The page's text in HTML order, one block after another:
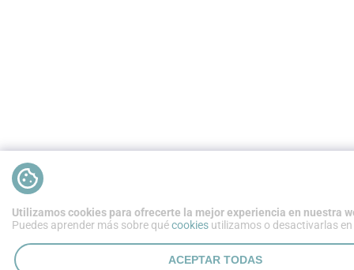
Utilizamos cookies para ofrecerte la mejor experiencia en nuestra
Puedes aprender más sobre quécookies utilizamos o desactivarlas
ACEPTAR TODAS